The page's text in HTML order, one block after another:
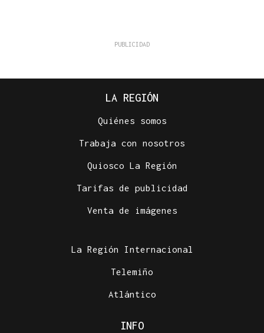
LA REGIÓN
Quiénes somos
Trabaja con nosotros
Quiosco La Región
Tarifas de publicidad
Venta de imágenes
La Región Internacional
Telemiño
Atlántico
INFO